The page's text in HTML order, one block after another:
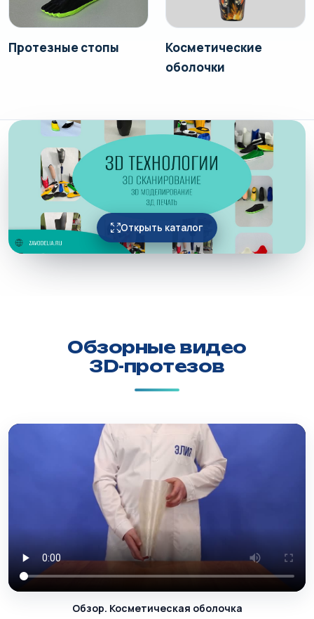
Протезные стопы
Косметические
оболочки
Открыть каталог
Обзорные видео
3D-протезов
Обзор. Косметическая оболочка